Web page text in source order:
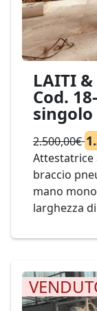
LAITI &
Cod.
2.500,00€
Attestatrice
braccio
mano
larghezza
24